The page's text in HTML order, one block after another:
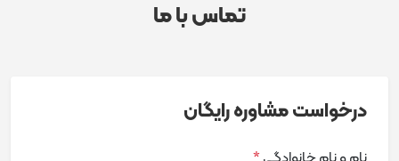
تماس با ما
درخواست مشاوره رایگان